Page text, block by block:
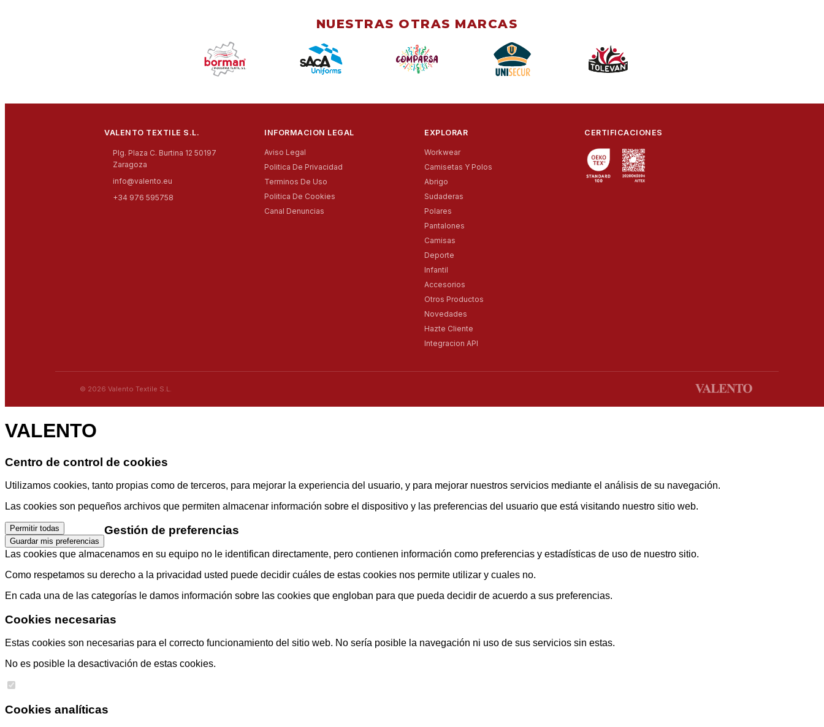
NUESTRAS OTRAS MARCAS
VALENTO TEXTILE S.L.
Plg. Plaza C. Burtina 12 50197
Zaragoza
info@valento.eu
+34 976 595758
INFORMACION LEGAL
Aviso Legal
Politica De Privacidad
Terminos De Uso
Politica De Cookies
Canal Denuncias
EXPLORAR
Workwear
Camisetas Y Polos
Abrigo
Sudaderas
Polares
Pantalones
Camisas
Deporte
Infantil
Accesorios
Otros Productos
Novedades
Hazte Cliente
Integracion API
CERTIFICACIONES
© 2026 Valento Textile S.L.
VALENTO
Centro de control de cookies
Utilizamos cookies, tanto propias como de terceros, para mejorar la experiencia del usuario, y para mejorar nuestros servicios mediante el análisis de su navegación.
Las cookies son pequeños archivos que permiten almacenar información sobre el dispositivo y las preferencias del usuario que está visitando nuestro sitio web.
Permitir todas
Guardar mis preferencias
Gestión de preferencias
Las cookies que almacenamos en su equipo no le identifican directamente, pero contienen información como preferencias y estadísticas de uso de nuestro sitio.
Como respetamos su derecho a la privacidad usted puede decidir cuáles de estas cookies nos permite utilizar y cuales no.
En cada una de las categorías le damos información sobre las cookies que engloban para que pueda decidir de acuerdo a sus preferencias.
Cookies necesarias
Estas cookies son necesarias para el correcto funcionamiento del sitio web. No sería posible la navegación ni uso de sus servicios sin estas.
No es posible la desactivación de estas cookies.
Cookies analíticas